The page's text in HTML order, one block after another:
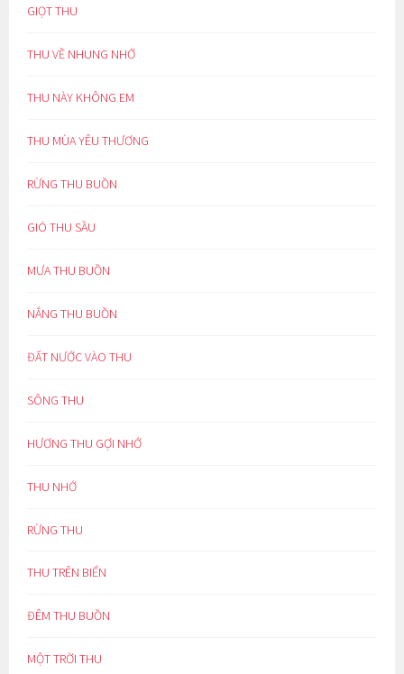
GIỌT THU
THU VỀ NHUNG NHỚ
THU NÀY KHÔNG EM
THU MÙA YÊU THƯƠNG
RỪNG THU BUỒN
GIÓ THU SẦU
MƯA THU BUỒN
NẮNG THU BUỒN
ĐẤT NƯỚC VÀO THU
SÔNG THU
HƯƠNG THU GỢI NHỚ
THU NHỚ
RỪNG THU
THU TRÊN BIỂN
ĐÊM THU BUỒN
MỘT TRỜI THU